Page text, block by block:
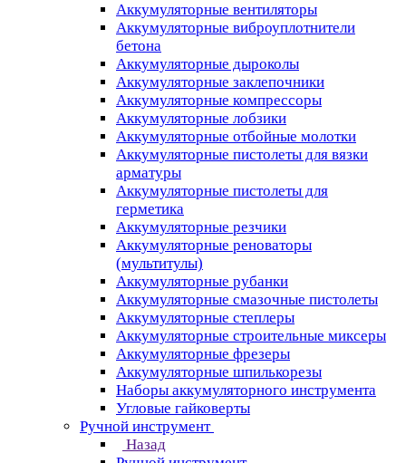
Аккумуляторные вентиляторы
Аккумуляторные виброуплотнители
бетона
Аккумуляторные дыроколы
Аккумуляторные заклепочники
Аккумуляторные компрессоры
Аккумуляторные лобзики
Аккумуляторные отбойные молотки
Аккумуляторные пистолеты для вязки
арматуры
Аккумуляторные пистолеты для
герметика
Аккумуляторные резчики
Аккумуляторные реноваторы
(мультитулы)
Аккумуляторные рубанки
Аккумуляторные смазочные пистолеты
Аккумуляторные степлеры
Аккумуляторные строительные миксеры
Аккумуляторные фрезеры
Аккумуляторные шпилькорезы
Наборы аккумуляторного инструмента
Угловые гайковерты
Ручной инструмент
Назад